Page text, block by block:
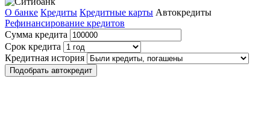
О банке Кредиты Кредитные карты Автокредиты
Рефинансирование кредитов
Сумма кредита
Срок кредита
Кредитная история
Подобрать автокредит